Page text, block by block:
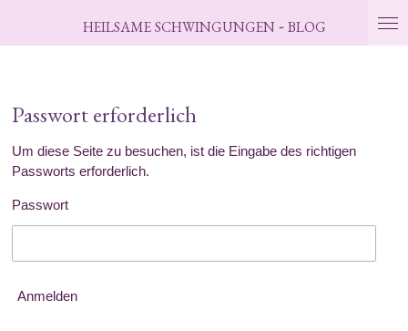
HEILSAME SCHWINGUNGEN-BLOG
Passwort erforderlich
Um diese Seite zu besuchen, ist die Eingabe des richtigen
Passworts erforderlich.
Passwort
Anmelden